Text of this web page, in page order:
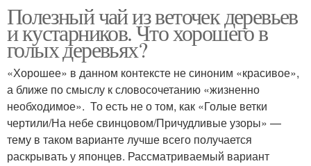
Полезный чай из веточек деревьев
и кустарников. Что хорошего в
голых деревьях?
«Хорошее» в данном контексте не синоним «красивое»,
а ближе по смыслу к словосочетанию «жизненно
необходимое». То есть не о том, как «Голые ветки
чертили/На небе свинцовом/Причудливые узоры» —
тему в таком варианте лучше всего получается
раскрывать у японцев. Рассматриваемый вариант